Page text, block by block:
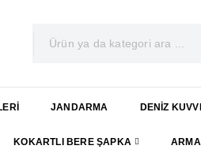
JANDARMA DENIZ
KOKARTLI BERE ŞAPKA ARMA